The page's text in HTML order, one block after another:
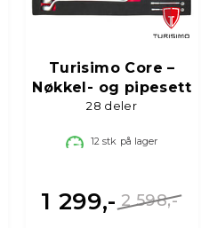
Turisimo Core –
Nøkkel- og pipesett
28 deler
12 stk på lager
2 598,-
1 299,-